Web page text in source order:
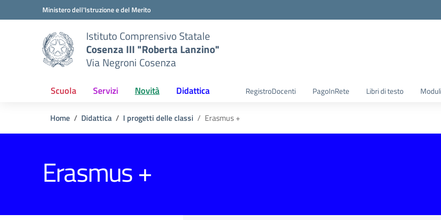
Vai ai contenuti
Vai al menu di navigazioneMinistero dell'Istruzione e del Merito
Istituto Comprensivo Statale
Cosenza III "Roberta Lanzino"
Via Negroni Cosenza
Scuola Servizi Novità Didattica RegistroDocenti PagoInRete Libri di testo
Home Didattica I progetti delle classi Erasmus +
Erasmus +